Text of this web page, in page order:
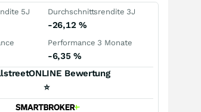
5J Durchschnittsrendite 3J
-26,12 %
Performance 3 Monate
-6,35%
Bewertung
⭐